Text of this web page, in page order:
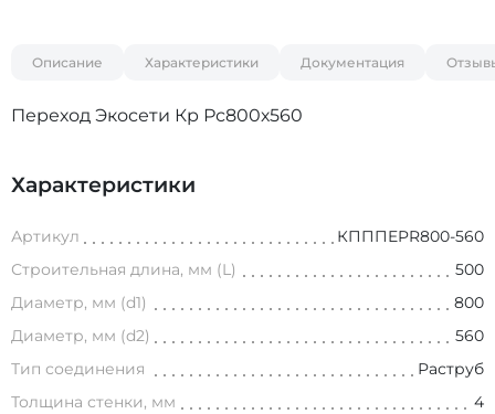
Описание Характеристики Документация
Переход Экосети Кр Рс800х560
Характеристики
Артикул
КПППEPR800-560
Строительная длина, мм (L)
500
Диаметр, мм (d1)
800
Диаметр, мм (d2)
560
Тип соединения
Раструб
Толщина стенки, мм
4